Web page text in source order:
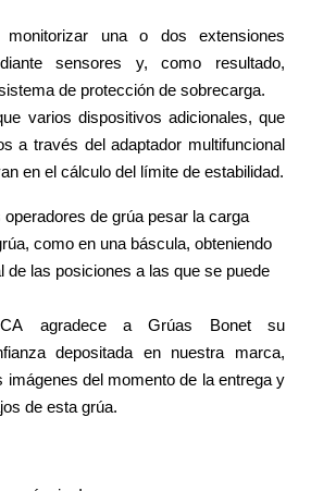
monitorizar una o dos extensiones
sensores y, como resultado,
de protección de sobrecarga.
varios dispositivos adicionales, que
a través del adaptador multifuncional
en el cálculo del límite de estabilidad.
de grúa pesar la carga
como en una báscula, obteniendo
de las posiciones a las que se puede
agradece a Grúas Bonet su
depositada en nuestra marca,
imágenes del momento de la entrega y
de esta grúa.